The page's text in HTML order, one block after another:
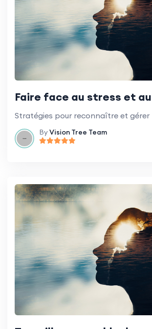
Faire face au stress et
ByVision Tree Team